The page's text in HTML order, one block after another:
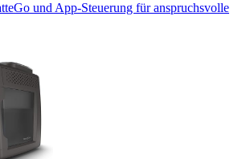
und App-Steuerung für anspruchsvolle